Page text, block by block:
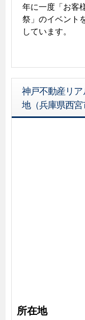
年に一度「お客
祭」のイベント
しています。
神戸不動産リ
地（兵庫県西宮
所在地